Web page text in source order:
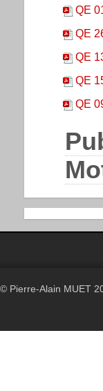
QE
QE
QE
QE
QE
© Pierre-Alain MUET